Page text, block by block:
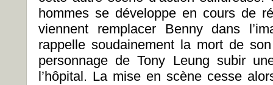
hommes se développe en cours de
viennent remplacer Benny dans
rappelle soudainement la mort de
personnage de Tony Leung subir
l’hôpital. La mise en scène cesse